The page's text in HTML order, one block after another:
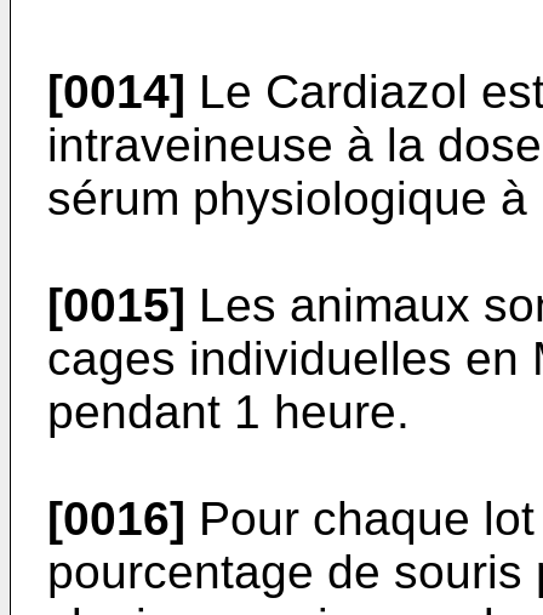
[0014] Le Cardiazol
intraveineuse à la
sérum physiologique
[0015] Les animaux
cages individuelles en
pendant 1 heure.
[0016] Pour chaque
pourcentage de